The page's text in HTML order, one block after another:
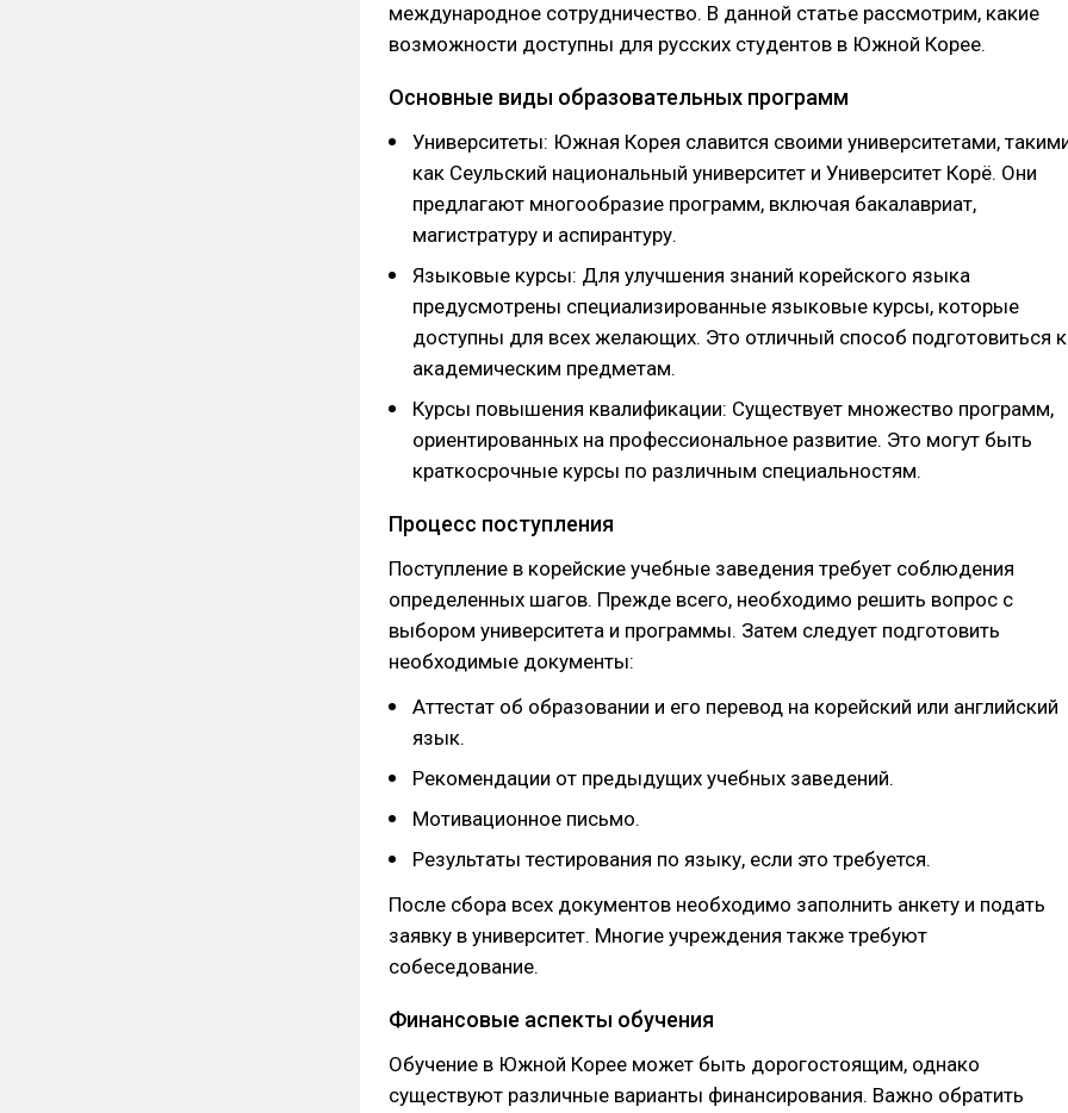
международное сотрудничество. В данной статье рассмотрим, какие
возможности доступны для русских студентов в Южной Корее.
Основные виды образовательных программ
Университеты: Южная Корея славится своими университетами,
как Сеульский национальный университет и Университет Корё. Они
предлагают многообразие программ, включая бакалавриат,
магистратуру и аспирантуру.
Языковые курсы: Для улучшения знаний корейского языка
предусмотрены специализированные языковые курсы, которые
доступны для всех желающих. Это отличный способ подготовиться к
академическим предметам.
Курсы повышения квалификации: Существует множество программ,
ориентированных на профессиональное развитие. Это могут быть
краткосрочные курсы по различным специальностям.
Процесс поступления
Поступление в корейские учебные заведения требует соблюдения
определенных шагов. Прежде всего, необходимо решить вопрос с
выбором университета и программы. Затем следует подготовить
необходимые документы:
Аттестат об образовании и его перевод на корейский или английский
язык.
Рекомендации от предыдущих учебных заведений.
Мотивационное письмо.
Результаты тестирования по языку, если это требуется.
После сбора всех документов необходимо заполнить анкету и подать
заявку в университет. Многие учреждения также требуют
собеседование.
Финансовые аспекты обучения
Обучение в Южной Корее может быть дорогостоящим, однако
существуют различные варианты финансирования. Важно обратить